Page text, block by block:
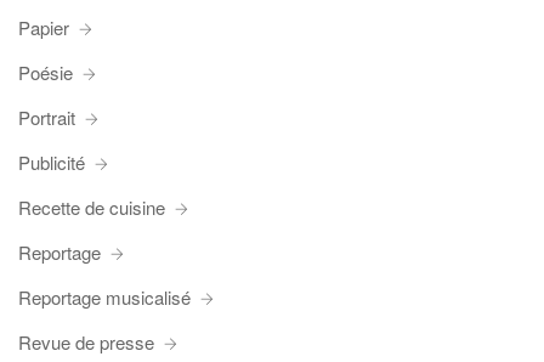
Papier
Poésie
Portrait
Publicité
Recette de cuisine
Reportage
Reportage musicalisé
Revue de presse